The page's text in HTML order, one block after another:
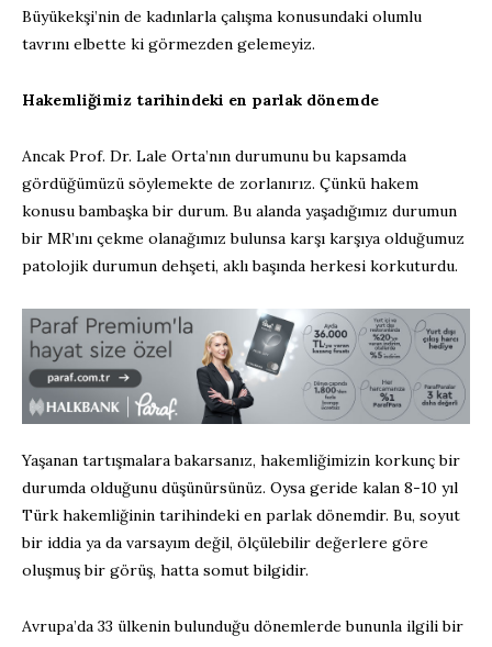
Büyükekşi’nin de kadınlarla çalışma konusundaki olumlu
tavrını elbette ki görmezden gelemeyiz.
Hakemliğimiz tarihindeki en parlak dönemde
Ancak Prof. Dr. Lale Orta’nın durumunu bu kapsamda
gördüğümüzü söylemekte de zorlanırız. Çünkü hakem
konusu bambaşka bir durum. Bu alanda yaşadığımız durumun
bir MR’ını çekme olanağımız bulunsa karşı karşıya olduğumuz
patolojik durumun dehşeti, aklı başında herkesi korkuturdu.
Yaşanan tartışmalara bakarsanız, hakemliğimizin korkunç bir
durumda olduğunu düşünürsünüz. Oysa geride kalan 8-10 yıl
Türk hakemliğinin tarihindeki en parlak dönemdir. Bu, soyut
bir iddia ya da varsayım değil, ölçülebilir değerlere göre
oluşmuş bir görüş, hatta somut bilgidir.
Avrupa’da 33 ülkenin bulunduğu dönemlerde bununla ilgili bir